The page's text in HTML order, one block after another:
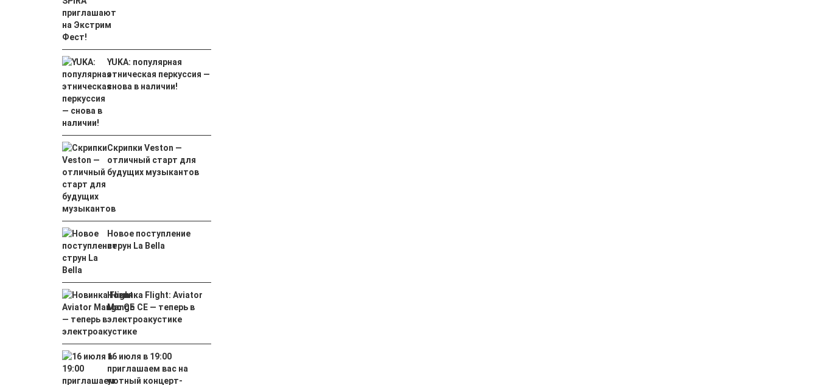
YUKA: популярная
этническая перкуссия —
снова в наличии!
Скрипки Veston —
отличный старт для
будущих музыкантов
Новое поступление
струн La Bella
Новинка Flight: Aviator
Mango CE — теперь в
электроакустике
16 июля в 19:00
приглашаем вас на
уютный концерт-